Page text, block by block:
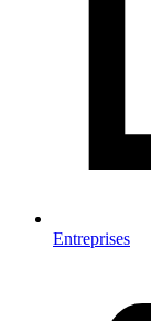
Entreprises